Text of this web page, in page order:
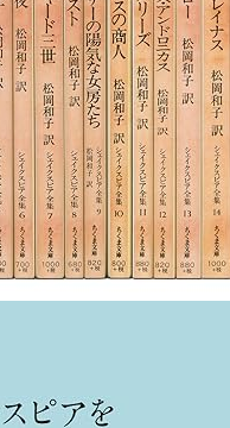
されました。「毎日出
ました。（評者：渡辺保
さんの３冊の本棚」で紹
トTV」で『いまを生き
タビューが掲載されま
ろみさんと訳者の対談